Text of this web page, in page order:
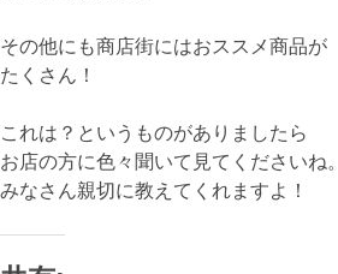
その他にも商店街にはおススメ商品が
たくさん！
これは？というものがありましたら
お店の方に色々聞いて見てくださいね。
みなさん親切に教えてくれますよ！